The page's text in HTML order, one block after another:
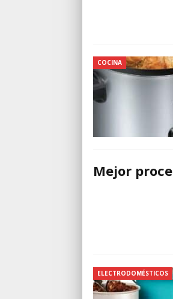
COCINA
Mejor
ELECTRODOMÉSTICOS